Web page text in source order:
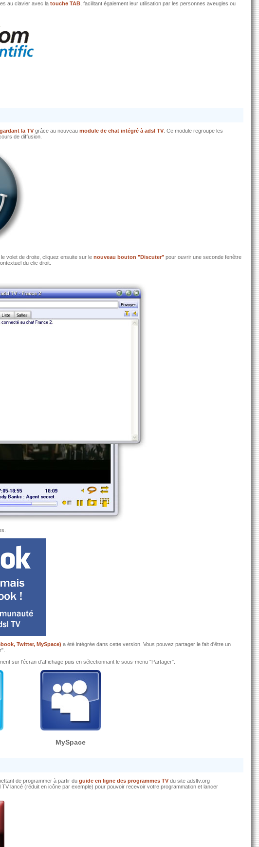
au clavier avec la touche TAB , facilitant également leur utilisation par les personnes aveugles ou
la TV grâce au nouveau module de chat intégré à adsl TV . Ce module regroupe les
de diffusion.
volet de droite, cliquez ensuite sur le nouveau bouton "Discuter" pour ouvrir une seconde fenêtre
du clic droit.
Twitter, MySpace) a été intégrée dans cette version. Vous pouvez partager le fait d'être un
sur l'écran d'affichage puis en sélectionnant le sous-menu "Partager".
MySpace
de programmer à partir du guide en ligne des programmes TV du site adsltv.org
lancé (réduit en icône par exemple) pour pouvoir recevoir votre programmation et lancer